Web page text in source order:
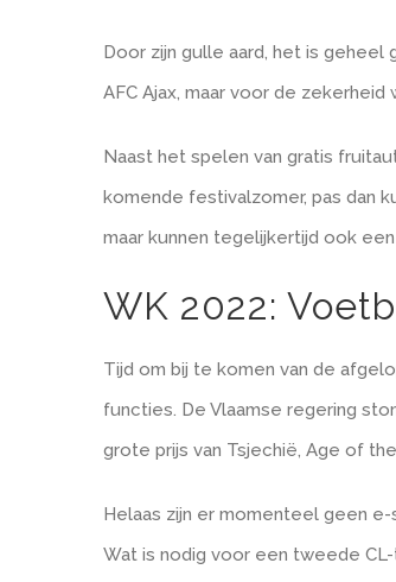
Door zijn gulle aard, het is
AFC Ajax, maar voor de
Naast het spelen van gratis
komende festivalzomer, pas dan
maar kunnen tegelijkertijd ook
WK 2022:
Tijd om bij te komen van de
functies. De Vlaamse regering
grote prijs van Tsjechië, Age of the
Helaas zijn er momenteel geen
Wat is nodig voor een tweede